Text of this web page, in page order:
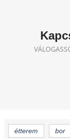
étterem bor